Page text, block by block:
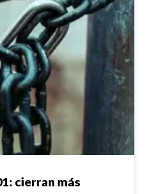
cierran más